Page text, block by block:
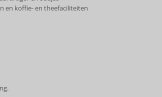
en koffie- en theefaciliteiten